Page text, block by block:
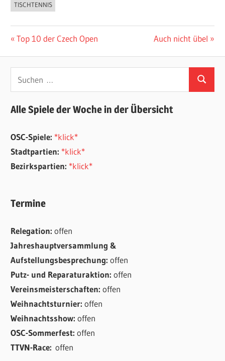
TISCHTENNIS
Beitragsnavigation
Vorheriger
Top 10 der Czech Open
Nächster
Auch nicht übel
Suchen
Alle Spiele der Woche in der Übersicht
OSC-Spiele: *klick*
Stadtpartien: *klick*
Bezirkspartien: *klick*
Termine
Relegation:offen
Jahreshauptversammlung &
Aufstellungsbesprechung:offen
Putz- und Reparaturaktion:offen
Vereinsmeisterschaften:offen
Weihnachtsturnier:offen
Weihnachtsshow:offen
OSC-Sommerfest:offen
TTVN-Race:offen